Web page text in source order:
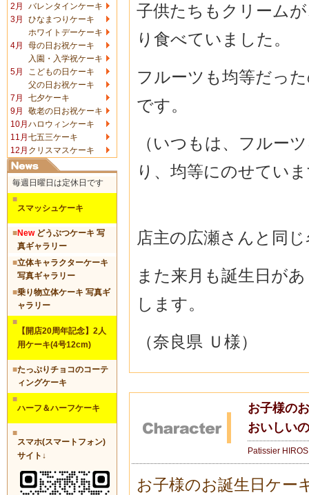
2月
バレンタインケーキ
3月
ひなまつりケーキ
ホワイトデーケーキ
4月
母の日お祝ケーキ
入園・入学祝ケーキ
5月
こどもの日ケーキ
父の日お祝ケーキ
7月
七夕ケーキ
9月
敬老の日お祝ケーキ
10月 ハロウィンケーキ
11月 七五三ケーキ
12月 クリスマスケーキ
毎週日曜日は定休日です
■
スマッシュケーキ
■Newどうぶつケーキ 写
真ギャラリー
■立体キャラクターケーキ
写真ギャラリー
■乗り物立体ケーキ 写真ギ
ャラリー
■
【開店20周年記念】2人
用ケーキ(4号12cm)
■たっぷりチョコのコーテ
ィングケーキ
■
ハーフ＆ハーフケーキ
■
スマホ(スマートフォン)
サイト↓
子供たちもクリーム
り食べていました。
フルーツも均等だっ
です。
（いつもは、フルー
り、均等にのせてい
店主の広瀬さんと同
また来月も誕生日が
します。
（奈良県 Ｕ様）
お子様の
おいしい
Patissier
お子様のお誕生日ケー